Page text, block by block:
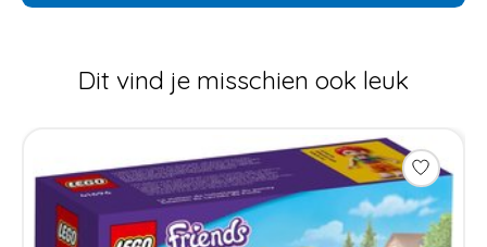
Dit vind je misschien ook leuk